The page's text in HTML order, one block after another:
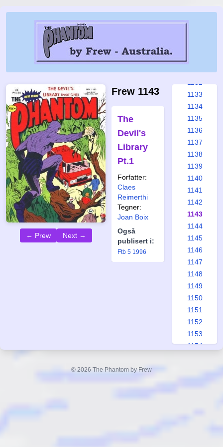
← Prew Next →
Frew 1143
The
Devil's
Library
Pt.1
Forfatter:
Claes
Reimerthi
Tegner:
Joan Boix
Også
publisert i:
Ftb 5 1996
1126
1127
1133
1134
1135
1136
1137
1138
1139
1140
1141
1142
1143
1144
1145
1146
1147
1148
1149
1150
1151
1152
1153
1154
© 2026 The Phantom by Frew